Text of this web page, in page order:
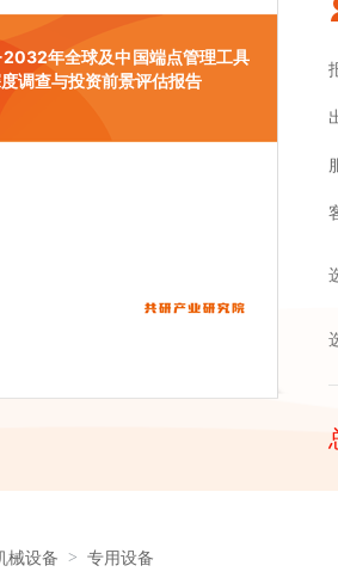
年全球及中国端点管理工具
调查与投资前景评估报告
械设备 专用设备